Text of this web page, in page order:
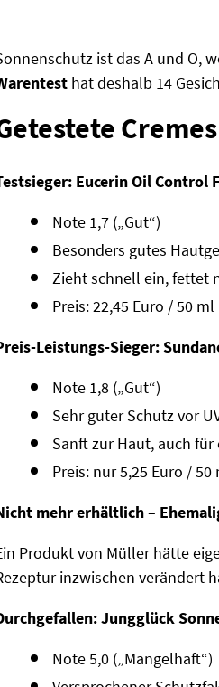
ist das A und O,
hat deshalb 14
Eucerin Oil Control
Note 1,7 („Gut“)
Besonders gutes
Zieht schnell ein, fettet
Preis: 22,45 Euro / 50
Leistungs-Sieger:
Note 1,8 („Gut“)
Sehr guter Schutz vor
Sanft zur Haut, auch
Preis: nur 5,25 Euro / 50
mehr erhältlich –
Produkt von Müller hätte
inzwischen verändert
Jungglück
Note 5,0 („Mangelhaft“)